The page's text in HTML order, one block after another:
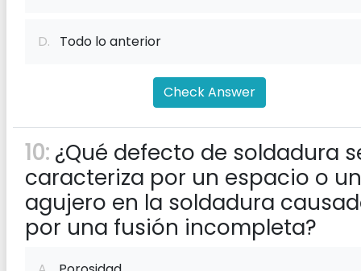
D. Todo lo anterior
Check Answer
10: ¿Qué defecto de soldadura
caracteriza por un espacio o un
agujero en la soldadura
por una fusión incompleta?